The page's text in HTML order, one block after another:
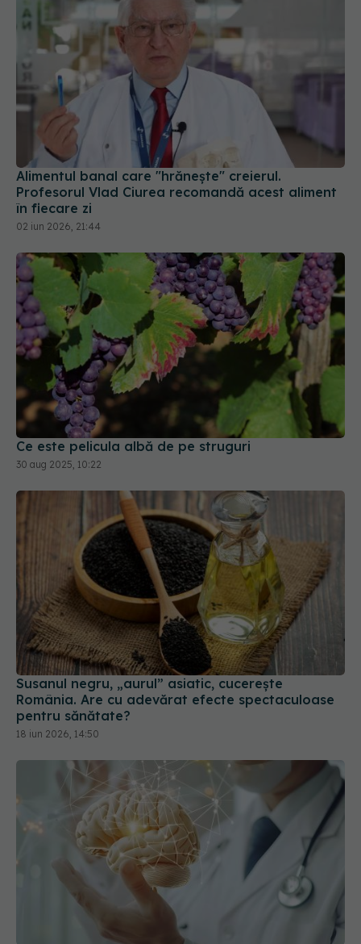
Alimentul banal care "hrănește" creierul.
Profesorul Vlad Ciurea recomandă acest aliment
în fiecare zi
02 iun 2026, 21:44
Ce este pelicula albă de pe struguri
30 aug 2025, 10:22
Susanul negru, „aurul” asiatic, cucerește
România. Are cu adevărat efecte spectaculoase
pentru sănătate?
18 iun 2026, 14:50